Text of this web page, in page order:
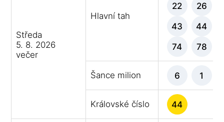
Středa
5. 8. 2026
večer
Hlavní tah
22 26
43 44
74 78
Šance milion 6 1
Královské číslo 44